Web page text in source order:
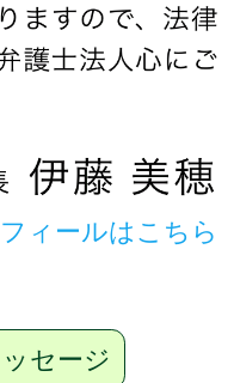
ィールはこちら
セージ